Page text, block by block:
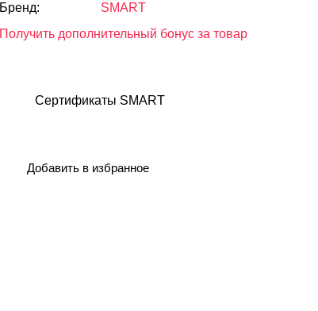
Бренд:
SMART
Получить дополнительный бонус за товар
Сертификаты SMART
Добавить в избранное